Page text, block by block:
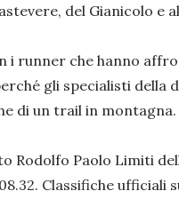
del Gianicolo e
i runner che hanno
gli specialisti
di un trail in montagna.
Rodolfo Paolo Limiti
Classifiche ufficiali